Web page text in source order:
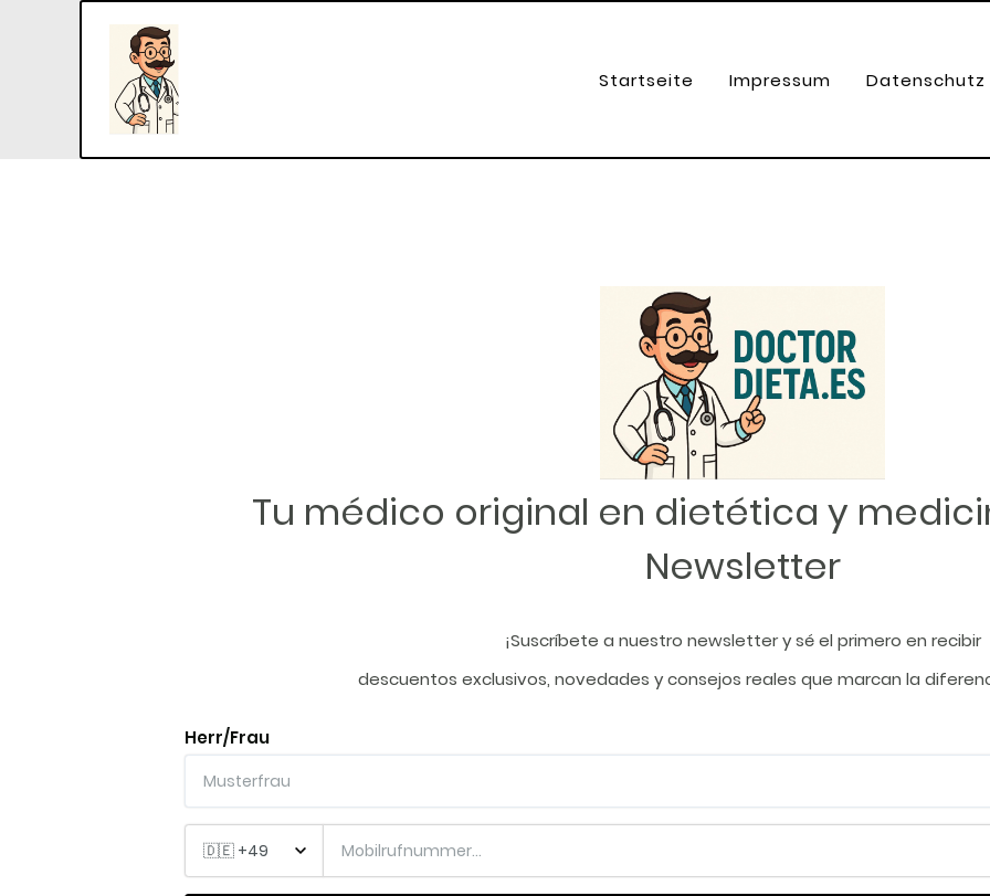
Startseite Impressum Datenschutz
Tu médico original en dietética y
Newsletter
¡Suscríbete a nuestro newsletter y sé el primero en recibir
descuentos exclusivos, novedades y consejos reales que marcan la
Herr/Frau